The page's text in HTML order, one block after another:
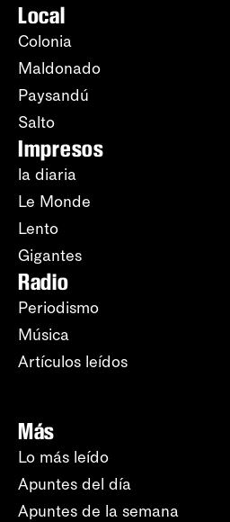
Local
Colonia
Maldonado
Paysandú
Salto
Impresos
la diaria
Le Monde
Lento
Gigantes
Radio
Periodismo
Música
Artículos leídos
Más
Lo más leído
Apuntes del día
Apuntes de la semana